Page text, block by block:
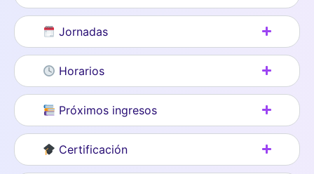
Jornadas
Horarios
Próximos ingresos
Certificación